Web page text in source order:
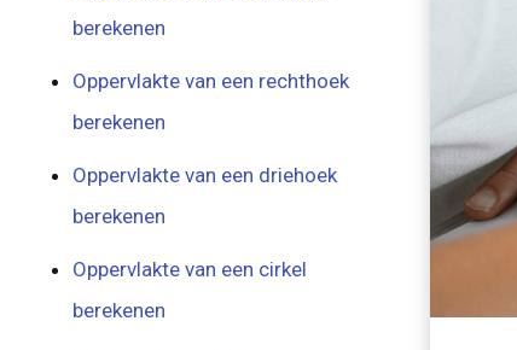
berekenen
Oppervlakte van een rechthoek
berekenen
Oppervlakte van een driehoek
berekenen
Oppervlakte van een cirkel
berekenen